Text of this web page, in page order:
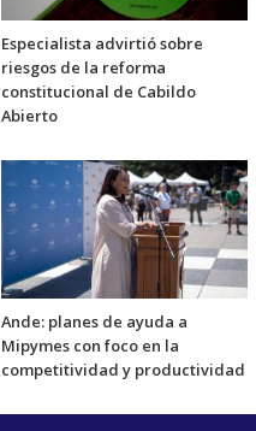
Especialista advirtió sobre
riesgos de la reforma
constitucional de Cabildo
Abierto
Ande: planes de ayuda a
Mipymes con foco en la
competitividad y productividad